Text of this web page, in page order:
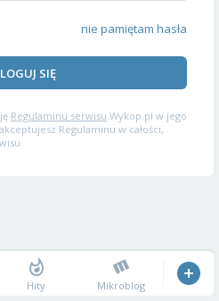
nie pamiętam hasła
SIĘ
Regulaminu serwisu Wykop.pl w jego
Regulaminu w całości,
Hity Mikroblog